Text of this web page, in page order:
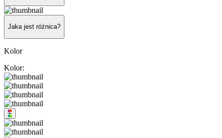
Jaka jest różnica?
Kolor
Kolor:
+